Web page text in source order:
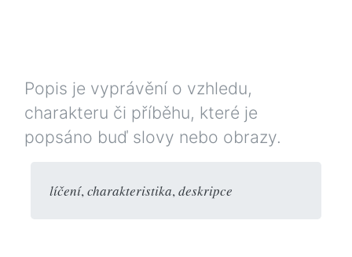
Popis je vyprávění o vzhledu,
charakteru či příběhu, které je
popsáno buď slovy nebo obrazy.
líčení,charakteristika,deskripce